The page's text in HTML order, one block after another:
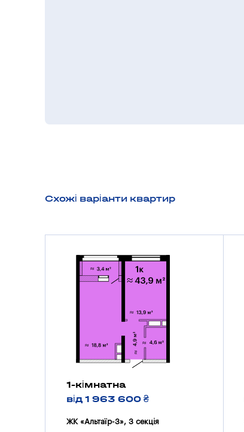
Схожі варіанти квартир
1-кімнатна
від 1 963 600 ₴
ЖК «Альтаїр-3», 3 секцiя